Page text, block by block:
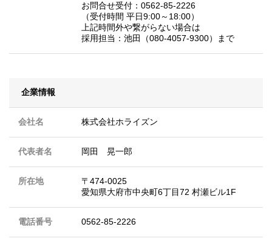
お問合せ受付：0562-85-2226
（受付時間 平日9:00～18:00）
上記時間外や繋がらない場合は
採用担当：池田（080-4057-9300）まで
企業情報
会社名 株式会社ホライズン
代表者名 岡田 晃一郎
所在地
〒474-0025
愛知県大府市中央町6丁目72 村瀬ビル1F
電話番号 0562-85-2226